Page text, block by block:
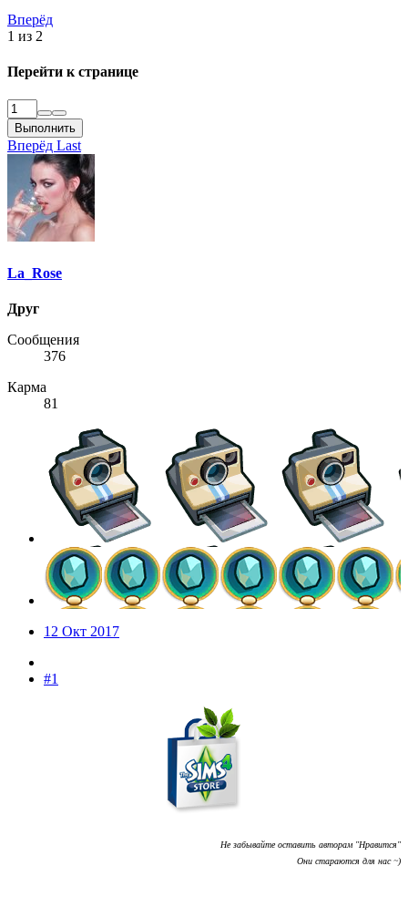
всю
Вперёд
1 из 2
Перейти к странице
Выполнить
Вперёд Last
La_Rose
Друг
Сообщения
376
Карма
81
12 Окт 2017
#1
Не забывайте оставить авторам "Нравится"
Они стараются для нас ~)